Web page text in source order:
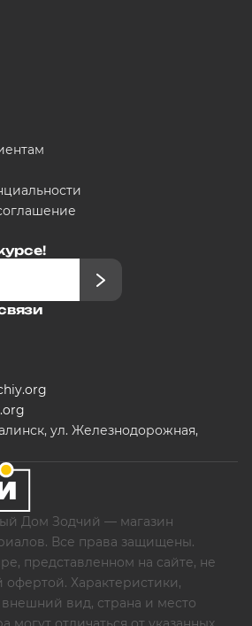
ул. Железнодорожная,
Дом Зодчий — магазин
Все права защищены.
представленном на сайте, не
офертой. Характеристики,
внешний вид, страна и место